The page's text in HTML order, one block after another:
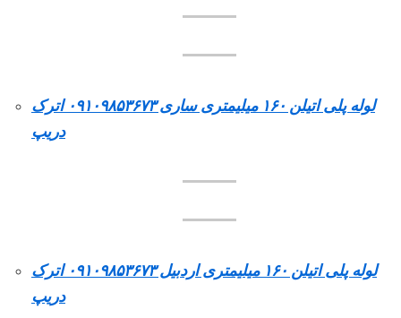
لوله پلی اتیلن ۱۶۰ میلیمتری ساری ۰۹۱۰۹۸۵۳۶۷۳ اترک
دریپ
لوله پلی اتیلن ۱۶۰ میلیمتری اردبیل ۰۹۱۰۹۸۵۳۶۷۳ اترک
دریپ